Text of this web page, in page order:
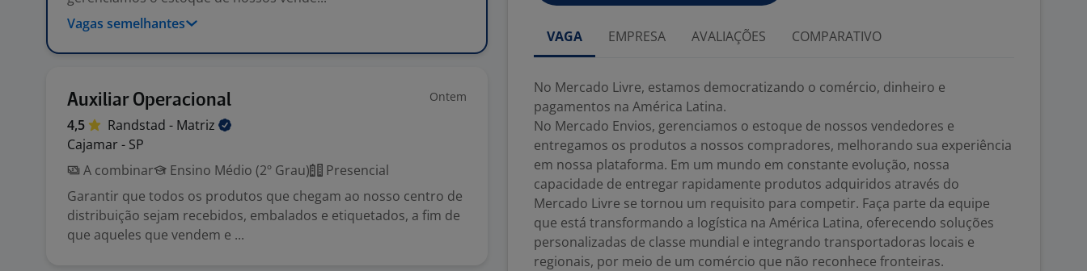
Vagas semelhantes
Auxiliar Operacional Ontem
4,5 Randstad - Matriz
Cajamar - SP
A combinar
Ensino Médio (2º Grau)
Presencial
Garantir que todos os produtos que chegam ao nosso centro de
distribuição sejam recebidos, embalados e etiquetados, a fim de
que aqueles que vendem e ...
VAGA EMPRESA AVALIAÇÕES COMPARATIVO
No Mercado Livre, estamos democratizando o comércio, dinheiro e
pagamentos na América Latina.
No Mercado Envios, gerenciamos o estoque de nossos vendedores e
entregamos os produtos a nossos compradores, melhorando sua experiência
em nossa plataforma. Em um mundo em constante evolução, nossa
capacidade de entregar rapidamente produtos adquiridos através do
Mercado Livre se tornou um requisito para competir. Faça parte da equipe
que está transformando a logística na América Latina, oferecendo soluções
personalizadas de classe mundial e integrando transportadoras locais e
regionais, por meio de um comércio que não reconhece fronteiras.